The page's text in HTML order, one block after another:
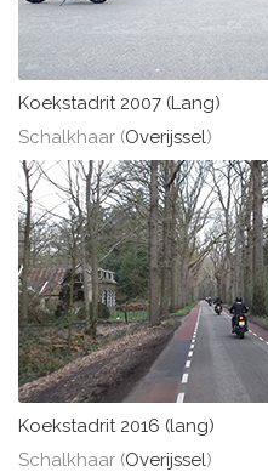
Koekstadrit 2007 (Lang)
Schalkhaar (Overijssel)
Koekstadrit 2016 (lang)
Schalkhaar (Overijssel)